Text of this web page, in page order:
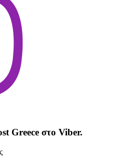
Greece στο Viber.